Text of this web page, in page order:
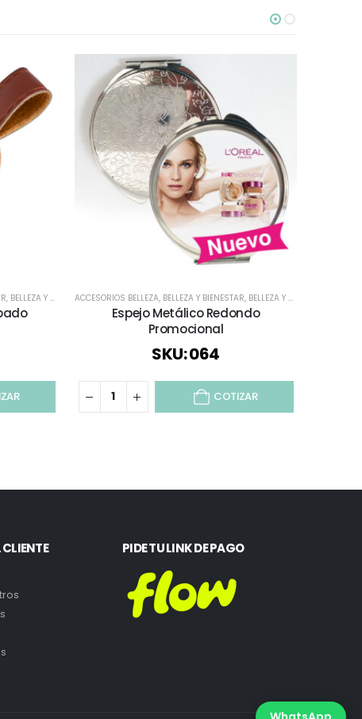
,DÍA DE LA MADRE,ESTUCHES Y NECESSAIRE,MOCHILAS Y BOLSOS,TODOS
, BELLEZA Y SALUD ,BIENESTAR Y SALUD, DÍA DE LA MADRE,ECOLÓGICOS Y SUSTENTABLES
ACCESORIOS BELLEZA, BELLEZA Y BIENESTAR, BELLEZA Y SALUD
Espejo Metálico Redondo
Promocional
SKU: 064
COTIZAR
PIDE TU LINK DE PAGO